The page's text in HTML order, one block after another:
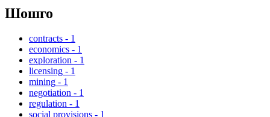
Шошго
contracts - 1
economics - 1
exploration - 1
licensing - 1
mining - 1
negotiation - 1
regulation - 1
social provisions - 1